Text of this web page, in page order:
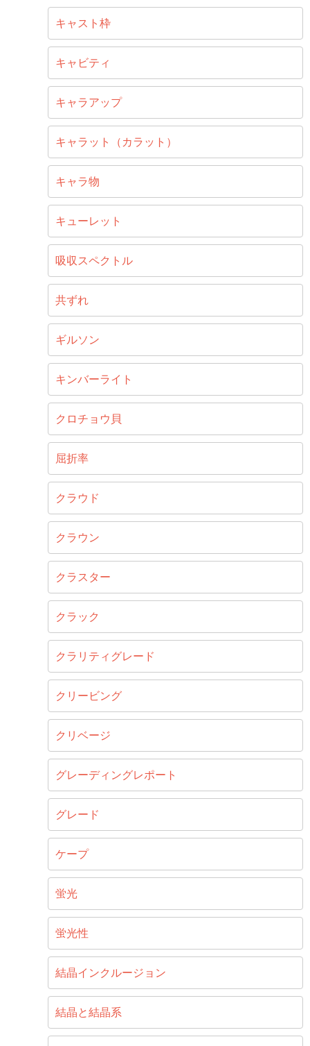
キャスト枠
キャビティ
キャラアップ
キャラット（カラット）
キャラ物
キューレット
吸収スペクトル
共ずれ
ギルソン
キンバーライト
クロチョウ貝
屈折率
クラウド
クラウン
クラスター
クラック
クラリティグレード
クリービング
クリベージ
グレーディングレポート
グレード
ケープ
蛍光
蛍光性
結晶インクルージョン
結晶と結晶系